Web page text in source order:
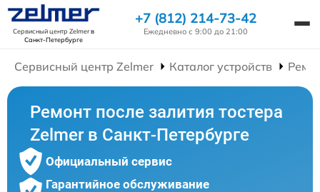
Сервисный центр Zelmerв
Санкт-Петербурге
+7 (812) 214-73-42
Ежедневно с 9:00 до 21:00
Сервисный центр Zelmer Каталог устройств
Ремонт после залития тостера
Zelmer в Санкт-Петербурге
Официальный сервис
Гарантийное обслуживание